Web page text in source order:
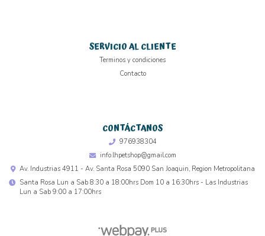
SERVICIO AL CLIENTE
Terminos y condiciones
Contacto
CONTÁCTANOS
976938304
info.lhpetshop@gmail.com
Av. Industrias 4911 - Av. Santa Rosa 5090 San Joaquin, Region Metropolitana
Santa Rosa Lun a Sab 8:30 a 18:00hrs Dom 10 a 16:30hrs - Las Industrias
Lun a Sab 9:00 a 17:00hrs